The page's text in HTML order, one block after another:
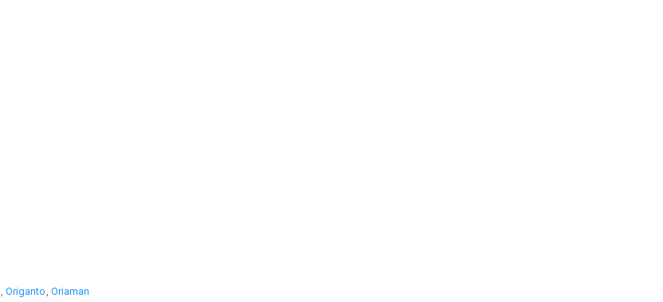
Origanto Oriaman